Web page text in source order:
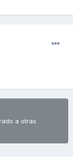
a otras